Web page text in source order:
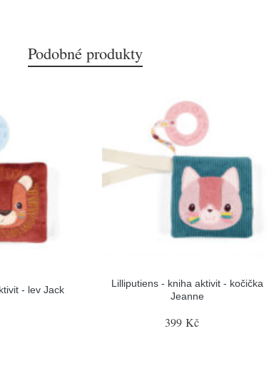
Podobné produkty
- lev Jack
Lilliputiens - kniha aktivit - kočička
Jeanne
399 Kč